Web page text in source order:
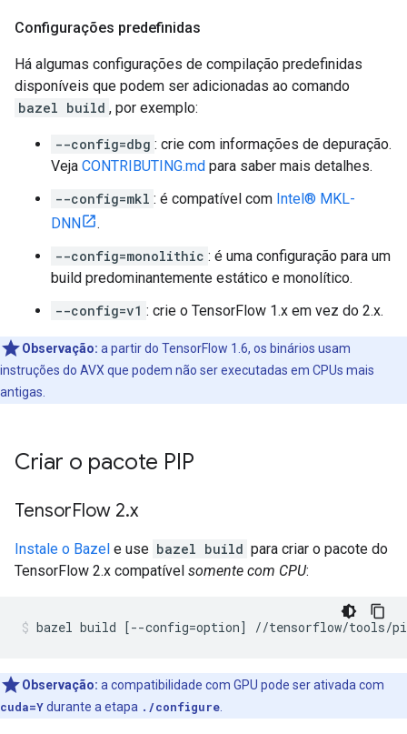
Configurações predefinidas
Há algumas configurações de compilação predefinidas
disponíveis que podem ser adicionadas ao comando
bazel build , por exemplo:
--config=dbg : crie com informações de depuração.
Veja CONTRIBUTING.md para saber mais detalhes.
--config=mkl : é compatível com Intel® MKL-
DNN
.
--config=monolithic : é uma configuração para um
build predominantemente estático e monolítico.
--config=v1 : crie o TensorFlow 1.x em vez do 2.x.
Observação: a partir do TensorFlow 1.6, os binários usam
instruções do AVX que podem não ser executadas em CPUs mais
antigas.
Criar o pacote PIP
TensorFlow 2.x
Instale o Bazel e use bazel build para criar o pacote do
TensorFlow 2.x compatível somente com CPU:
Observação: a compatibilidade com GPU pode ser ativada com
cuda=Ydurante a etapa ./configure